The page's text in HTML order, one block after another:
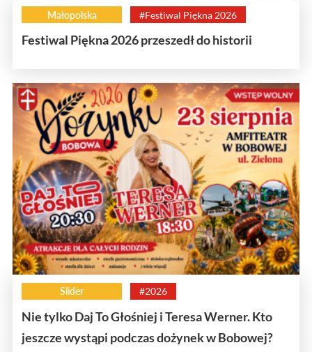
Małopolska #Festiwal Piękna 2026
Festiwal Piękna 2026 przeszedł do historii
Slider #2026
Nie tylko Daj To Głośniej i Teresa Werner. Kto
jeszcze wystąpi podczas dożynek w Bobowej?